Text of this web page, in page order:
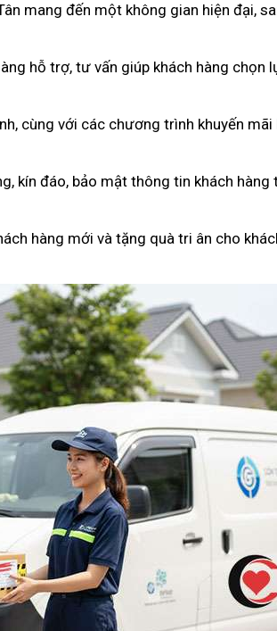
mang đến một không gian hiện đại,
hỗ trợ, tư vấn giúp khách hàng chọn
cùng với các chương trình khuyến
kín đáo, bảo mật thông tin khách
hàng mới và tặng quà tri ân cho